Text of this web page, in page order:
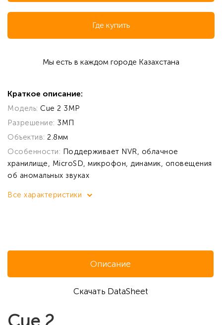
Где купить
Мы есть в каждом городе Казахстана
Краткое описание:
Модель: Cue 2 3MP
Разрешение: 3МП
Объектив: 2.8мм
Особенности: Поддерживает NVR, облачное
хранилище, MicroSD, микрофон, динамик, оповещения
об аномальных звуках
Все характеристики
Описание
Скачать DataSheet